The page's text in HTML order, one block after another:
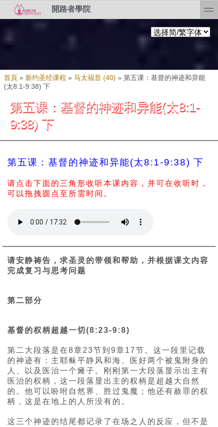
移至主內容
Skip to search
開路者學院
您在這裡
首頁 » 新约圣经课程 »马太福音 (40) »第五课：基督的神迹和异能
(太8:1-9:38) 下
第五课：基督的神迹和异能(太8:1-
9:38) 下
第五课：基督的神迹和异能(太8:1-9:38) 下
请点击下面的三角形收听本课内容，并可在收听时，
可以拖拽圆点至所需时间。
请安静祷告，求圣灵的带领和帮助，并根据课文内容
完成复习与思考问题
第二部分
基督的权柄超越一切(8:23-9:8)
第二大段落是在8章23节到9章17节。这一段里记载
的神迹有：主耶稣平静风和海、医好两个被鬼附身的
人、以及医治一个瘫子。刚刚第一大段落显示出主有
医治的权柄，这一段落显出主的权柄是超越大自然
的。他可以吩咐自然界、胜过鬼魔；他还有赦罪的权
柄，这是在地上的人所没有的。
这三个神迹的结尾都记录了在场之人的反应，但不是